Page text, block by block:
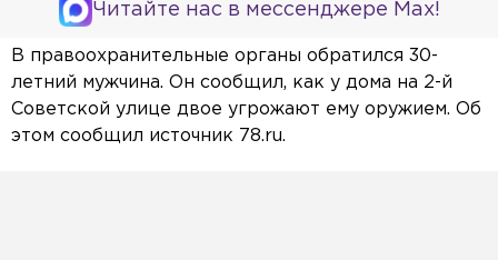
Читайте нас в мессенджере Max!
В правоохранительные органы обратился 30-
летний мужчина. Он сообщил, как у дома на 2-й
Советской улице двое угрожают ему оружием. Об
этом сообщил источник 78.ru.